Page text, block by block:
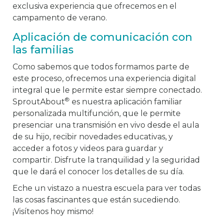
exclusiva experiencia que ofrecemos en el
campamento de verano.
Aplicación de comunicación con
las familias
Como sabemos que todos formamos parte de
este proceso, ofrecemos una experiencia digital
integral que le permite estar siempre conectado.
SproutAbout® es nuestra aplicación familiar
personalizada multifunción, que le permite
presenciar una transmisión en vivo desde el aula
de su hijo, recibir novedades educativas, y
acceder a fotos y videos para guardar y
compartir. Disfrute la tranquilidad y la seguridad
que le dará el conocer los detalles de su día.
Eche un vistazo a nuestra escuela para ver todas
las cosas fascinantes que están sucediendo.
¡Visítenos hoy mismo!